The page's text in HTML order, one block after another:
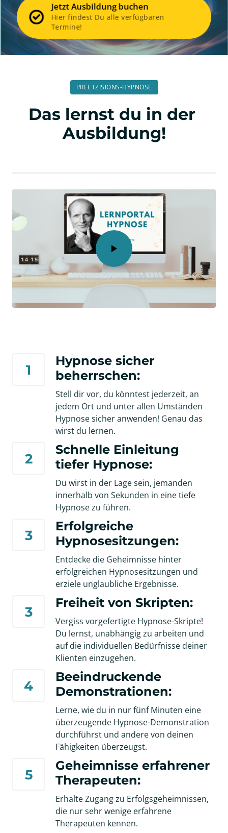
Jetzt Ausbildung buchen
Hier findest Du alle verfügbaren
Termine!
PREETZISIONS-HYPNOSE
Das lernst du in der
Ausbildung!
1
Hypnose sicher
beherrschen:
Stell dir vor, du könntest jederzeit, an
jedem Ort und unter allen Umständen
Hypnose sicher anwenden! Genau das
wirst du lernen.
2
Schnelle Einleitung
tiefer Hypnose:
Du wirst in der Lage sein, jemanden
innerhalb von Sekunden in eine tiefe
Hypnose zu führen.
3
Erfolgreiche
Hypnosesitzungen:
Entdecke die Geheimnisse hinter
erfolgreichen Hypnosesitzungen und
erziele unglaubliche Ergebnisse.
3
Freiheit von Skripten:
Vergiss vorgefertigte Hypnose-Skripte!
Du lernst, unabhängig zu arbeiten und
auf die individuellen Bedürfnisse deiner
Klienten einzugehen.
4
Beeindruckende
Demonstrationen:
Lerne, wie du in nur fünf Minuten eine
überzeugende Hypnose-Demonstration
durchführst und andere von deinen
Fähigkeiten überzeugst.
5
Geheimnisse erfahrener
Therapeuten:
Erhalte Zugang zu Erfolgsgeheimnissen,
die nur sehr wenige erfahrene
Therapeuten kennen.